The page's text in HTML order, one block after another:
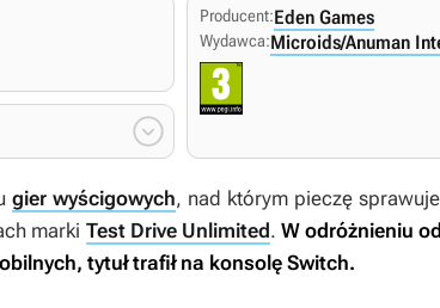

Producent:Eden Games
Wydawca:Microids/Anuman
gier wyścigowych, nad którym pieczę
marki Test Drive Unlimited. W odróżnieniu
tytuł trafił na konsolę Switch.